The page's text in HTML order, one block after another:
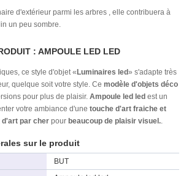
d'extérieur parmi les arbres , elle contribuera à
un peu sombre.
: AMPOULE LED LED
ce style d'objet « Luminaires led» s'adapte très
quelque soit votre style. Ce modèle d'objets déco
pour plus de plaisir. Ampoule led led est un
votre ambiance d'une touche d'art fraiche et
d'art par cher pour beaucoup de plaisir visuel..
sur le produit
BUT